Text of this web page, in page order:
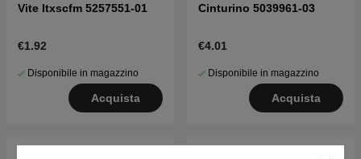
Vite Itxscfm 5257551-01
€1.92
Disponibile in magazzino
Acquista
Cinturino 5039961-03
€4.01
Disponibile in magazzino
Acquista